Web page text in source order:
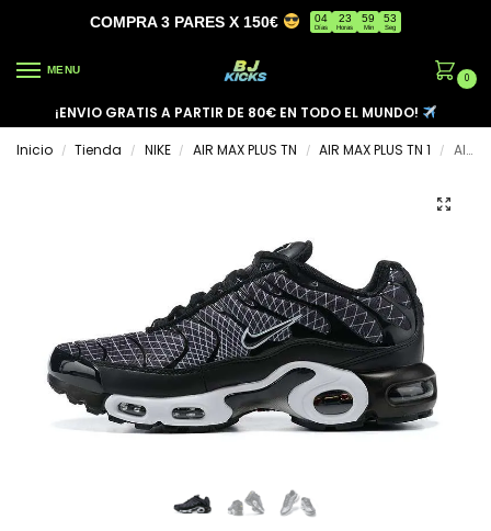
COMPRA 3 PARES X 150€ 04
Días
23
Horas
59
Min
52
Seg
MENU
0
¡ENVIO GRATIS A PARTIR DE 80€ EN TODO EL MUNDO!
Inicio
/ Tienda / NIKE / AIR MAX PLUS TN / AIR MAX PLUS TN 1 / AIR MAX PLUS TN ‘STRIPE BLUE BLACK’